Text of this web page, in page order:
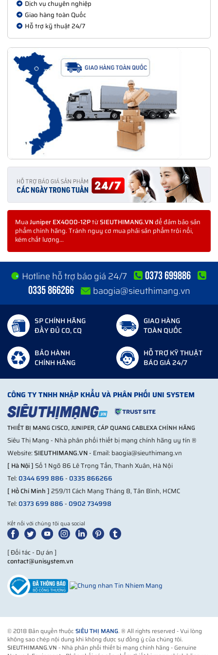
Humidity
Operating Altitude
Cooling
Airflow (CFM)
NA
Safety and Compliance
Electromagnetic
Compatibility (EMC)
Requirements
FCC 47 CFR Part 15
ICES-003 / ICES-GEN
EN 300 386 V1.6.1
EN 300 386 V2.1.1
EN 55032
CISPR 32
EN 55024
CISPR 24
EN 55035
CISPR 35
IEC/EN 61000 Series
AS/NZS CISPR 32
KN 32 and KN 35
KN 61000 Series
TEC/SD/DD/EMC-221/05/
TCVN 7317
Safety Requirements
Chassis and Optics
CAN/CSA-C22.2 No. 62368-
UL 62368-1 and 60950-1
IEC 62368-1 and 60950-1
IEC 62368-3 for USB and
CFR, Title 21, Chapter 1,
IEC 60825-1
IEC 60825-2
Energy Efficiency
AT&T TEER (ATIS-
ECR 3.0.1
ETSI ES 203 136 V.1.1.1
Environmental
Reduction of Hazardous
Telco
Tổng kết lại, Juniper EX4000-12P là giải pháp mạng thông
minh, mạnh mẽ và đáng tin cậy, phù hợp với nhiều mô hình
triển khai khác nhau. Từ hiệu suất cao, khả năng cấp nguồn
linh hoạt, bảo mật toàn diện đến tính năng quản lý AI tiên
tiến, thiết bị này đáp ứng đầy đủ yêu cầu của hạ tầng mạng
doanh nghiệp hiện đại và sẵn sàng hỗ trợ các công nghệ
EX4000-12P datasheet, đây chắc chắn là một khoản đầu tư
chiến lược cho các tổ chức cần một hạ tầng mạng vừa mạnh
mẽ vừa dễ quản lý.
Dịch vụ chuyên nghiệp
Giao hàng toàn Quốc
Hỗ trợ kỹ thuật 24/7
MuaJuniper EX4000-12PtừSIEUTHIMANG.VNđể đảm bảo sản
phẩm chính hãng. Tránh nguy cơ mua phải sản phẩm trôi nổi,
kém chất lượng...
Hotline hỗ trợ báo giá 24/7
0373 699886
0335 866266
baogia@sieuthimang.vn
SP CHÍNH HÃNG
ĐẦY ĐỦ CO, CQ
GIAO HÀNG
TOÀN QUỐC
BẢO HÀNH
CHÍNH HÃNG
HỖ TRỢ KỸ THUẬT
BÁO GIÁ 24/7
CÔNG TY TNHH NHẬP KHẨU VÀ PHÂN PHỐI UNI SYSTEM
THIẾT BỊ MẠNG CISCO, JUNIPER, CÁP QUANG CABLEXA CHÍNH HÃNG
Siêu Thị Mạng - Nhà phân phối thiết bị mạng chính hãng uy tín ®
Website:SIEUTHIMANG.VN- Email: baogia@sieuthimang.vn
[ Hà Nội ] Số 1 Ngõ 86 Lê Trọng Tấn, Thanh Xuân, Hà Nội
Tel:0344 699 886-0335 866266
[ Hồ Chí Minh ] 259/11 Cách Mạng Tháng 8, Tân Bình, HCMC
Tel:0373 699 886-0902 734998
Kết nối với chúng tôi qua social
[ Đối tác - Dự án ]
contact@unisystem.vn
© 2018 Bản quyền thuộc SIÊU THỊ MẠNG. ® All rights reserved - Vui lòng
không sao chép nội dung khi không được sự đồng ý của chúng tôi.
SIEUTHIMANG.VN - Nhà phân phối thiết bị mạng chính hãng - Genuine